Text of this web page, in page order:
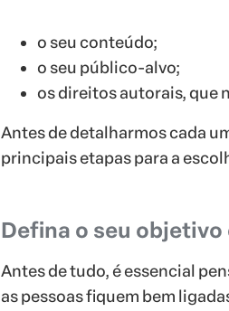
o seu conteúdo;
o seu público-alvo;
os direitos autorais, que
Antes de detalharmos cada
principais etapas para a
Defina o seu objetivo
Antes de tudo, é essencial
as pessoas fiquem bem